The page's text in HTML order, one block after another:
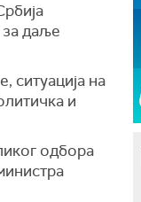
даље
ситуација на
и
одбора